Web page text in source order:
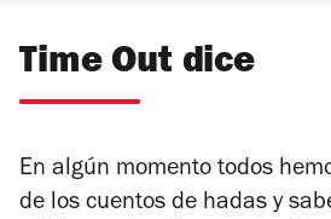
Time Out dice
En algún momento todos
de los cuentos de hadas y